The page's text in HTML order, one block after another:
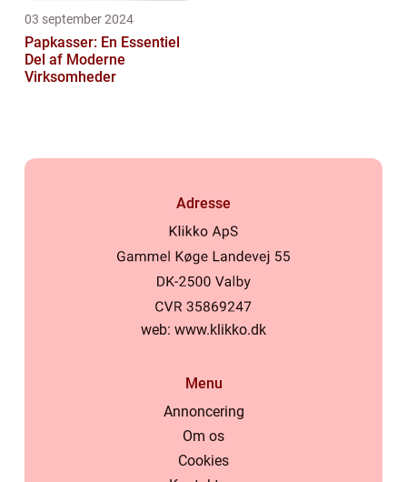
03 september 2024
Papkasser: En Essentiel
Del af Moderne
Virksomheder
Adresse
web: www.klikko.dk
Menu
Annoncering
Om os
Cookies